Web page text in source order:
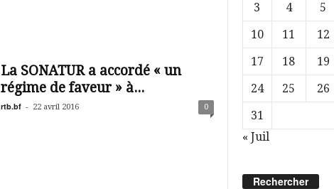
La SONATUR a accordé « un
régime de faveur » à...
rtb.bf - 22 avril 2016 0
3
4 5
10
11 12
17
18 19
24
25 26
31
« Juil
Rechercher